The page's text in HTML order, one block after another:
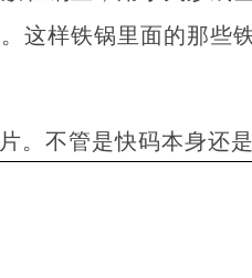
这样铁锅里面的那些
。不管是快码本身还